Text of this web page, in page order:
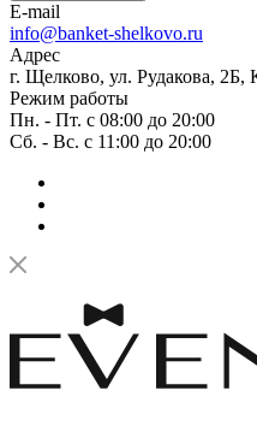
E-mail
info@banket-shelkovo.ru
Адрес
г. Щелково, ул. Рудакова, 2Б,
Режим работы
Пн. - Пт. с 08:00 до 20:00
Сб. - Вс. с 11:00 до 20:00